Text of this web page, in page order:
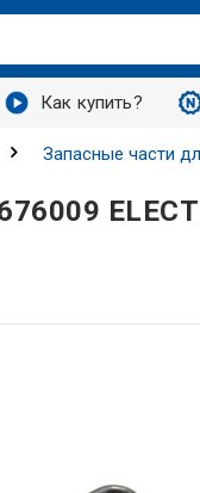
Как купить?
Запасные части